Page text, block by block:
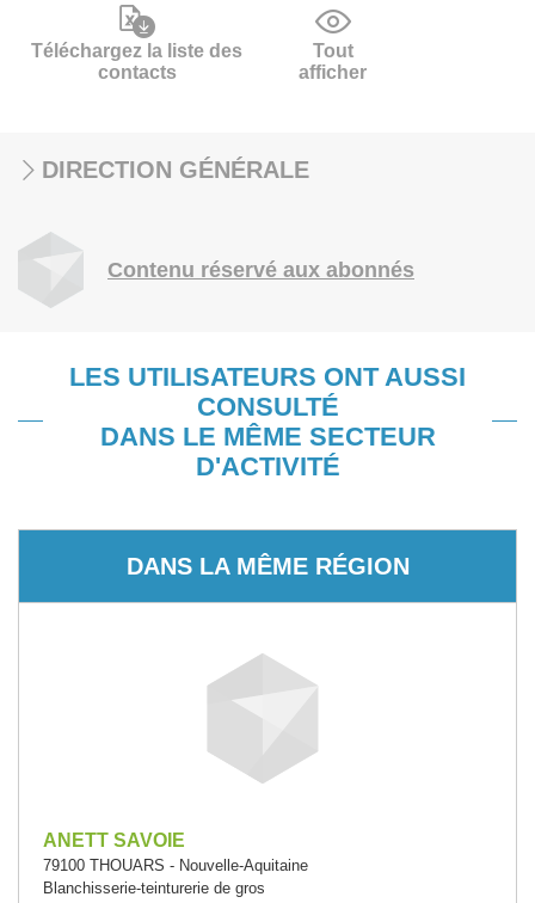
Téléchargez la liste des
contacts
Tout
afficher
DIRECTION GÉNÉRALE
Contenu réservé aux abonnés
LES UTILISATEURS ONT AUSSI
CONSULTÉ
DANS LE MÊME SECTEUR
D'ACTIVITÉ
DANS LA MÊME RÉGION
ANETT SAVOIE
79100 THOUARS - Nouvelle-Aquitaine
Blanchisserie-teinturerie de gros